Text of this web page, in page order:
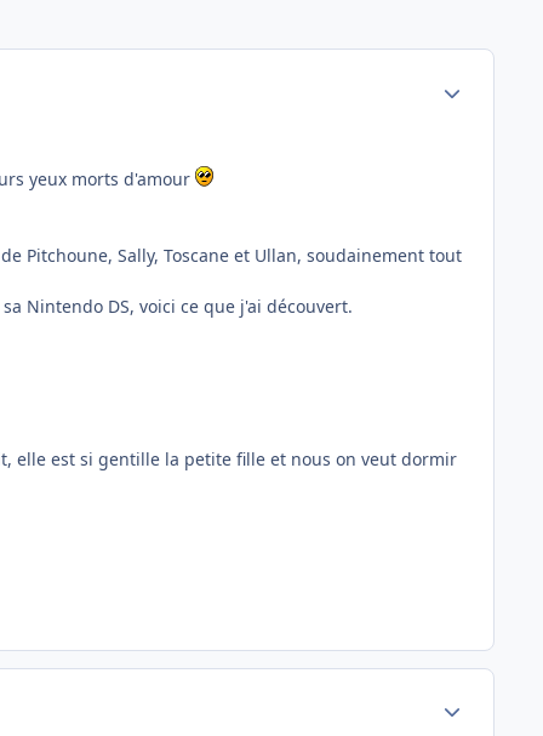
yeux morts d'amour
Pitchoune, Sally, Toscane et Ullan, soudainement tout
Nintendo DS, voici ce que j'ai découvert.
elle est si gentille la petite fille et nous on veut dormir